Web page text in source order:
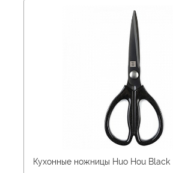
Кухонные ножницы Huo Hou Black